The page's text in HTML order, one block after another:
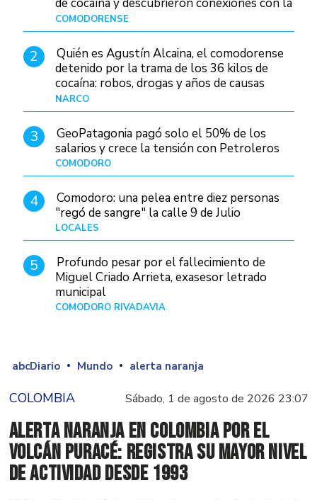
de cocaína y descubrieron conexiones con la
Patagonia
COMODORENSE
2
Quién es Agustín Alcaina, el comodorense
detenido por la trama de los 36 kilos de
cocaína: robos, drogas y años de causas
judiciales
NARCO
3
GeoPatagonia pagó solo el 50% de los
salarios y crece la tensión con Petroleros
COMODORO
4
Comodoro: una pelea entre diez personas
"regó de sangre" la calle 9 de Julio
LOCALES
5
Profundo pesar por el fallecimiento de
Miguel Criado Arrieta, exasesor letrado
municipal
COMODORO RIVADAVIA
abcDiario Mundo alerta naranja
COLOMBIA Sábado, 1 de agosto de 2026 23:07
Alerta naranja en Colombia por el
volcán Puracé: registra su mayor nivel
de actividad desde 1993